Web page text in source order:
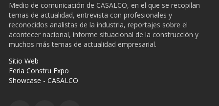
Medio de comunicación de CASALCO, en el que se recopilan
temas de actualidad, entrevista con profesionales y
reconocidos analistas de la industria, reportajes sobre el
acontecer nacional, informe situacional de la construcción y
muchos más temas de actualidad empresarial.
Sitio Web
Feria Constru Expo
Showcase - CASALCO